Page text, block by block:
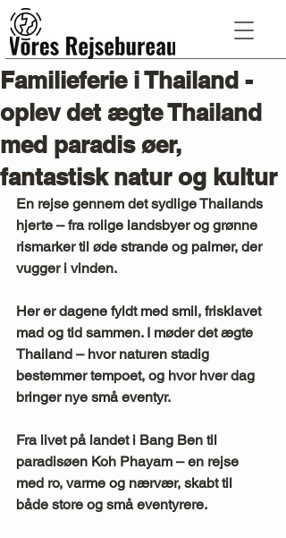
Familieferie i Thailand -
oplev det ægte Thailand
med paradis øer,
fantastisk natur og kultur
En rejse gennem det sydlige Thailands
hjerte – fra rolige landsbyer og grønne
rismarker til øde strande og palmer, der
vugger i vinden.
Her er dagene fyldt med smil, frisklavet
mad og tid sammen. I møder det ægte
Thailand – hvor naturen stadig
bestemmer tempoet, og hvor hver dag
bringer nye små eventyr.
Fra livet på landet i Bang Ben til
paradisøen Koh Phayam – en rejse
med ro, varme og nærvær, skabt til
både store og små eventyrere.